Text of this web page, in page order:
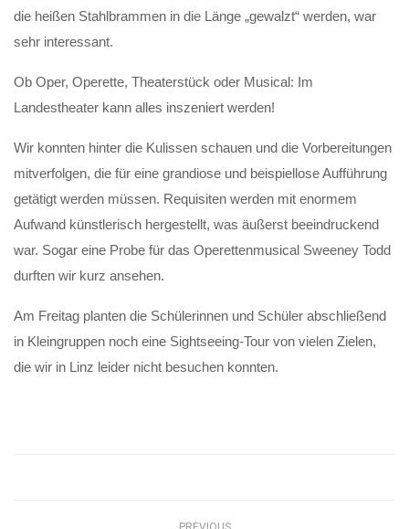
die heißen Stahlbrammen in die Länge „gewalzt“ werden, war
sehr interessant.
Ob Oper, Operette, Theaterstück oder Musical: Im
Landestheater kann alles inszeniert werden!
Wir konnten hinter die Kulissen schauen und die Vorbereitungen
mitverfolgen, die für eine grandiose und beispiellose Aufführung
getätigt werden müssen. Requisiten werden mit enormem
Aufwand künstlerisch hergestellt, was äußerst beeindruckend
war. Sogar eine Probe für das Operettenmusical Sweeney Todd
durften wir kurz ansehen.
Am Freitag planten die Schülerinnen und Schüler abschließend
in Kleingruppen noch eine Sightseeing-Tour von vielen Zielen,
die wir in Linz leider nicht besuchen konnten.